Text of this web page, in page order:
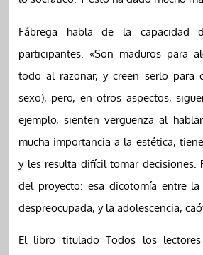
Fábrega habla de la capacidad
participantes. «Son maduros para
todo al razonar, y creen serlo para
sexo), pero, en otros aspectos,
ejemplo, sienten vergüenza al
mucha importancia a la estética,
y les resulta difícil tomar decisiones.
del proyecto: esa dicotomía entre
despreocupada, y la adolescencia,
El libro titulado Todos los